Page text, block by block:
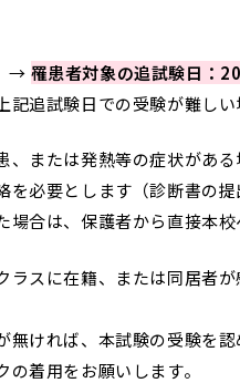
→ 罹患者対象の追試験日：
追試験日での受験が難し
、または発熱等の症状がある
必要とします（診断書の提
合は、保護者から直接本
ラスに在籍、または同居者
ければ、本試験の受験を認
着用をお願いします。